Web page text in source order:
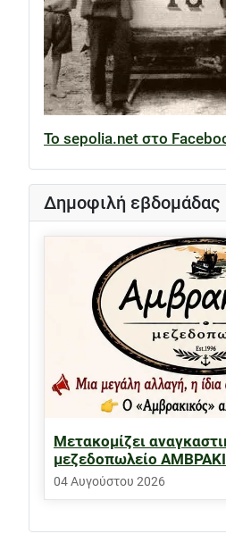
Το sepolia.net στο
Δημοφιλή εβδομάδας
Μετακομίζει
μεζεδοπωλείο
04 Αυγούστου 2026